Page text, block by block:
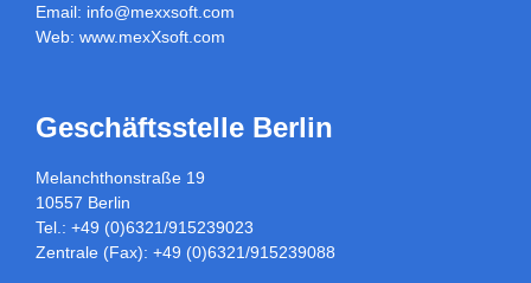
Email: info@mexxsoft.com
Web: www.mexXsoft.com
Geschäftsstelle Berlin
Melanchthonstraße 19
10557 Berlin
Tel.: +49 (0)6321/915239023
Zentrale (Fax): +49 (0)6321/915239088